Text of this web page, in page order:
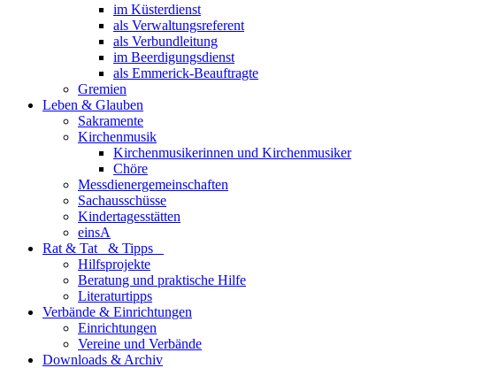
im Küsterdienst
als Verwaltungsreferent
als Verbundleitung
im Beerdigungsdienst
als Emmerick-Beauftragte
Gremien
Leben & Glauben
Sakramente
Kirchenmusik
Kirchenmusikerinnen und Kirchenmusiker
Chöre
Messdienergemeinschaften
Sachausschüsse
Kindertagesstätten
einsA
Rat & Tat & Tipps
Hilfsprojekte
Beratung und praktische Hilfe
Literaturtipps
Verbände & Einrichtungen
Einrichtungen
Vereine und Verbände
Downloads & Archiv